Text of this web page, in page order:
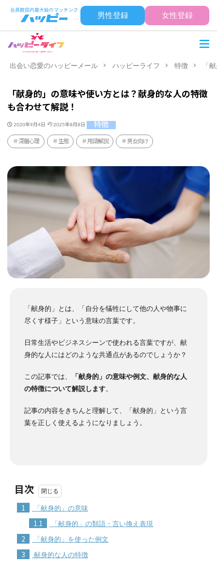
男性登録 女性登録
出会い恋愛のハッピーメール ハッピーライフ 特徴 「
「献身的」の意味や使い方とは？献身的な人の特徴
も合わせて解説！
2020年9月4日 2025年8月8日 特徴
深層心理 生態 用語解説 男女向け
「献身的」とは、「自分を犠牲にして他の人や物事に
尽くす様子」という意味の言葉です。
日常生活やビジネスシーンで使われる言葉ですが、献
身的な人にはどのような共通点があるのでしょうか？
この記事では、
「献身的」の意味や例文、献身的な人
の特徴について解説します。
記事の内容をきちんと理解して、「献身的」という言
葉を正しく使えるようになりましょう。
目次
1 「献身的」の意味
1.1 「献身的」の類語・言い換え表現
2 「献身的」を使った例文
3 献身的な人の特徴